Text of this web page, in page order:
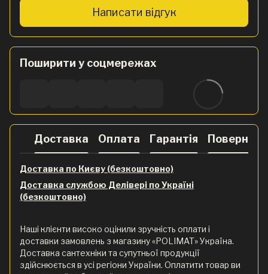
Написати відгук
Поширити у соцмережах
Доставка Оплата Гарантія
Доставка по Києву (безкоштовно)
Доставка службою Делівері по Україні
(безкоштовно)
Наші клієнти високо оцінили зручність оплати і
доставки замовлень з магазину «POLIMAT» Україна.
Доставка сантехніки та супутньої продукції
здійснюється в усі регіони України. Оплатити товар ви